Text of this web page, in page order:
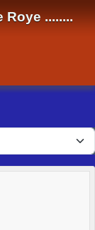
Roye ........